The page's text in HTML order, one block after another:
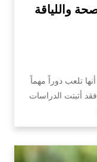
واللياقة
تلعب دوراً مهماً
أثبتت الدراسات